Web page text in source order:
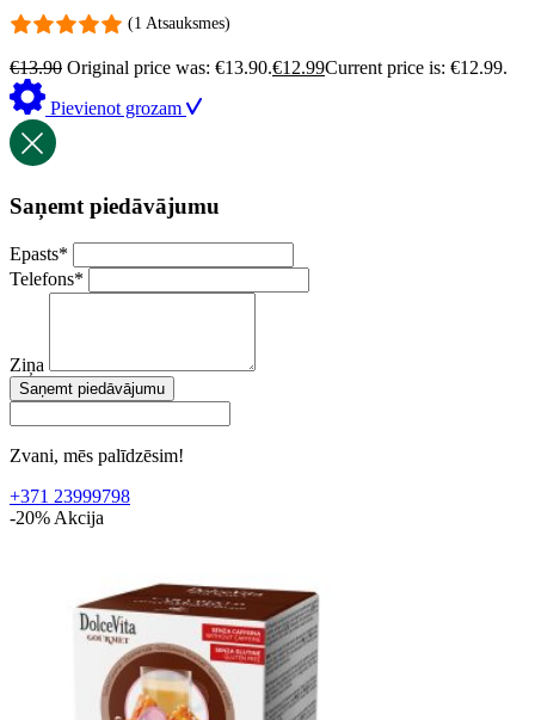
(1 Atsauksmes)
€13.90 Original price was: €13.90.€12.99Current price is: €12.99.
Pievienot grozam
Saņemt piedāvājumu
Epasts*
Telefons*
Ziņa
Saņemt piedāvājumu
Zvani, mēs palīdzēsim!
+371 23999798
-20% Akcija